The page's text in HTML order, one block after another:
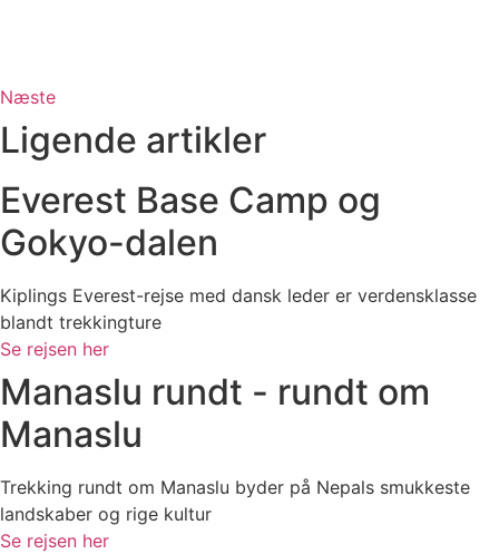
Næste
Ligende artikler
Everest Base Camp og
Gokyo-dalen
Kiplings Everest-rejse med dansk leder er verdensklasse
blandt trekkingture
Se rejsen her
Manaslu rundt - rundt om
Manaslu
Trekking rundt om Manaslu byder på Nepals smukkeste
landskaber og rige kultur
Se rejsen her